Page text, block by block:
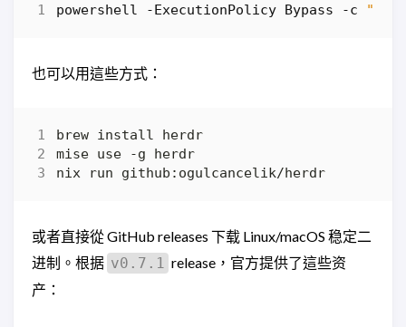
powershell -ExecutionPolicy Bypass -c
也可以用這些方式：
或者直接從 GitHub releases 下载 Linux/macOS 稳定二
进制。根据 v0.7.1 release，官方提供了這些资
产：